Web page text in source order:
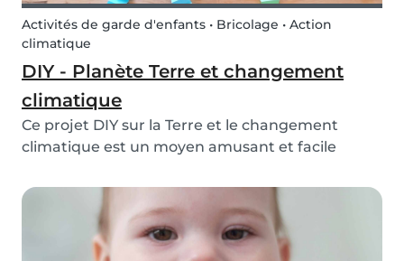
Activités de garde d'enfants • Bricolage • Action
climatique
DIY - Planète Terre et changement
climatique
Ce projet DIY sur la Terre et le changement
climatique est un moyen amusant et facile
changement climatique!